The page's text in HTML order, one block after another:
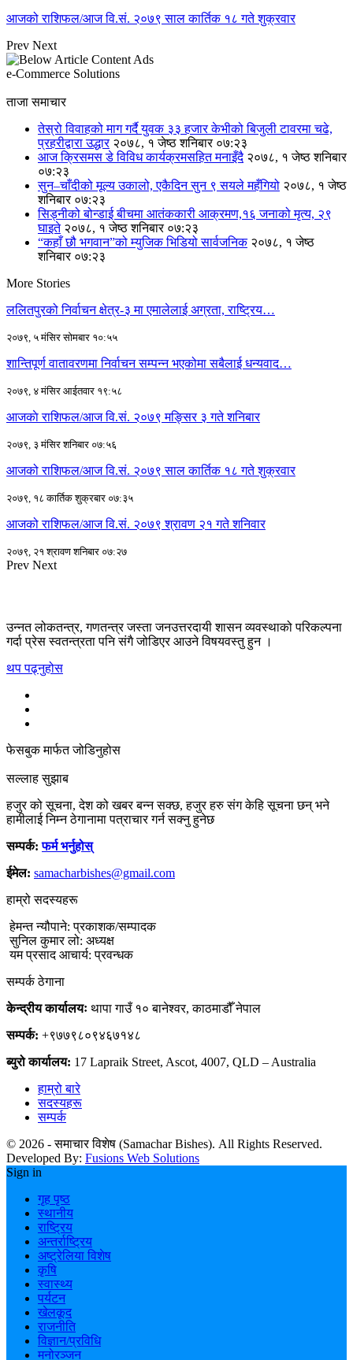
आजको राशिफल/आज वि.सं. २०७९ साल कार्तिक १८ गते शुक्रवार
Prev Next
e-Commerce Solutions
ताजा समाचार
तेस्रो विवाहको माग गर्दै युवक ३३ हजार केभीको बिजुली टावरमा चढे,
प्रहरीद्वारा उद्धार २०७८, १ जेष्ठ शनिबार ०७:२३
आज क्रिसमस डे विविध कार्यक्रमसहित मनाइँदै २०७८, १ जेष्ठ शनिबार
०७:२३
सुन–चाँदीको मूल्य उकालो, एकैदिन सुन ९ सयले महँगियो २०७८, १ जेष्ठ
शनिबार ०७:२३
सिड्नीको बोन्डाई बीचमा आतंककारी आक्रमण,१६ जनाको मृत्य, २९
घाइते २०७८, १ जेष्ठ शनिबार ०७:२३
“कहाँ छौ भगवान”को म्युजिक भिडियो सार्वजनिक २०७८, १ जेष्ठ
शनिबार ०७:२३
More Stories
ललितपुरको निर्वाचन क्षेत्र-३ मा एमालेलाई अग्रता, राष्ट्रिय…
२०७९, ५ मंसिर सोमबार १०:५५
शान्तिपूर्ण वातावरणमा निर्वाचन सम्पन्न भएकोमा सबैलाई धन्यवाद…
२०७९, ४ मंसिर आईतवार १९:५८
आजकाे राशिफल/आज वि.सं. २०७९ मङ्सिर ३ गते शनिबार
२०७९, ३ मंसिर शनिबार ०७:५६
आजको राशिफल/आज वि.सं. २०७९ साल कार्तिक १८ गते शुक्रवार
२०७९, १८ कार्तिक शुक्रबार ०७:३५
आजको राशिफल/आज वि.सं. २०७९ श्रावण २१ गते शनिवार
२०७९, २१ श्रावण शनिबार ०७:२७
Prev Next
उन्नत लोकतन्त्र, गणतन्त्र जस्ता जनउत्तरदायी शासन व्यवस्थाको परिकल्पना
गर्दा प्रेस स्वतन्त्रता पनि संगै जोडिएर आउने विषयवस्तु हुन ।
थप पढ्नुहोस
फेसबुक मार्फत जोडिनुहोस
सल्लाह सुझाब
हजुर को सूचना, देश को खबर बन्न सक्छ, हजुर हरु संग केहि सूचना छन् भने
हामीलाई निम्न ठेगानामा पत्राचार गर्न सक्नु हुनेछ
सम्पर्क:फर्म भर्नुहोस्
ईमेल: samacharbishes@gmail.com
हाम्रो सदस्यहरू
हेमन्त न्यौपाने: प्रकाशक/सम्पादक
सुनिल कुमार लो: अध्यक्ष
यम प्रसाद आचार्य: प्रवन्धक
सम्पर्क ठेगाना
केन्द्रीय कार्यालयः थापा गाउँ १० बानेश्वर, काठमाडौँ नेपाल
सम्पर्क: +९७७९८०९४६७१४८
ब्युरो कार्यालय: 17 Lapraik Street, Ascot, 4007, QLD – Australia
हाम्रो बारे
सदस्यहरू
सम्पर्क
© 2026 - समाचार विशेष (Samachar Bishes). All Rights Reserved.
Developed By: Fusions Web Solutions
Sign in
गृह पृष्ठ
स्थानीय
राष्ट्रिय
अन्तर्राष्ट्रिय
अष्ट्रेलिया विशेष
कृषि
स्वास्थ्य
पर्यटन
खेलकूद
राजनीति
विज्ञान/प्रविधि
मनोरञ्जन